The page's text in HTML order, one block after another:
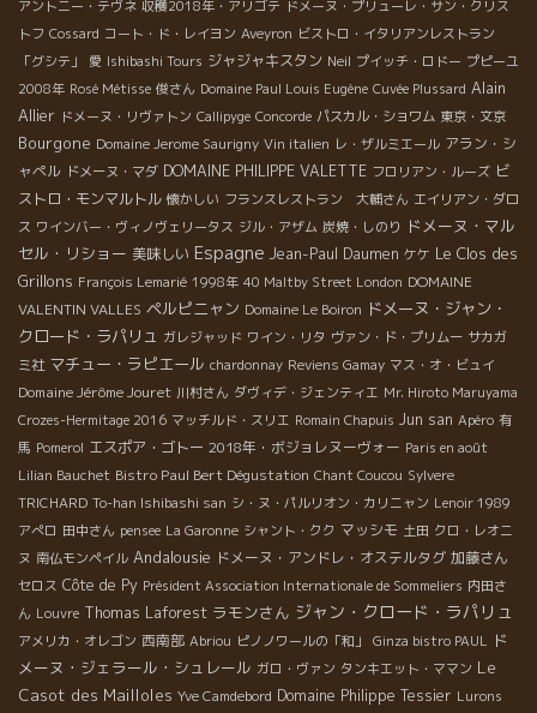
アントニー・テヴネ 収穫2018年・アリゴテ ドメーヌ・プリューレ・サン・クリス
トフ Cossard コート・ド・レイヨン Aveyron ビストロ・イタリアンレストラン
「グシテ」
愛 Ishibashi Tours ジャジャキスタン Neil プイッチ・ロドー プピーユ
2008年 Rosé Métisse 俊さん Domaine Paul Louis Eugène Cuvée Plussard Alain
Allier ドメーヌ・リヴァトン Callipyge Concorde パスカル・ショワム 東京・文京
Bourgone Domaine Jerome Saurigny Vin italien レ・ザルミエール アラン・シ
ャペル ドメーヌ・マダ DOMAINE PHILIPPE VALETTE フロリアン・ルーズ ビ
ストロ・モンマルトル 懐かしい フランスレストラン 大輔さん エイリアン・ダロ
ス ワインバー・ヴィノヴェリータス ジル・アザム 炭焼・しのり ドメーヌ・マル
セル・リショー 美味しい Espagne Jean-Paul Daumen ケケ Le Clos des
Grillons François Lemarié 1998年 40 Maltby Street London DOMAINE
VALENTIN VALLES ペルピニャン Domaine Le Boiron ドメーヌ・ジャン・
クロード・ラパリュ ガレジャッド ワイン・リタ ヴァン・ド・プリムー サカガ
ミ社 マチュー・ラピエール chardonnay Reviens Gamay マス・オ・ビュイ
Domaine Jérôme Jouret 川村さん ダヴィデ・ジェンティエ Mr. Hiroto Maruyama
Crozes-Hermitage 2016 マッチルド・スリエ Romain Chapuis Jun san Apéro 有
馬 Pomerol エスポア・ゴトー 2018年・ボジョレヌーヴォー Paris en août
Lilian Bauchet Bistro Paul Bert Dégustation Chant Coucou Sylvere
TRICHARD To-han Ishibashi san シ・ヌ・パルリオン・カリニャン Lenoir 1989
アぺロ 田中さん pensee La Garonne シャント・クク マッシモ 土田 クロ・レオニ
ヌ 南仏モンペイル Andalousie ドメーヌ・アンドレ・オステルタグ 加藤さん
セロス Côte de Py Président Association Internationale de Sommeliers 内田さ
ん Louvre Thomas Laforest ラモンさん ジャン・クロード・ラパリュ
アメリカ・オレゴン 西南部 Abriou ピノノワールの「和」 Ginza bistro PAUL ド
メーヌ・ジェラール・シュレール ガロ・ヴァン タンキエット・ママン Le
Casot des Mailloles Yve Camdebord Domaine Philippe Tessier Lurons